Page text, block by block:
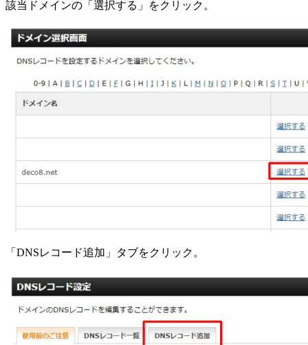
該当ドメインの「選択する」をクリック。
「DNSレコード追加」タブをクリック。